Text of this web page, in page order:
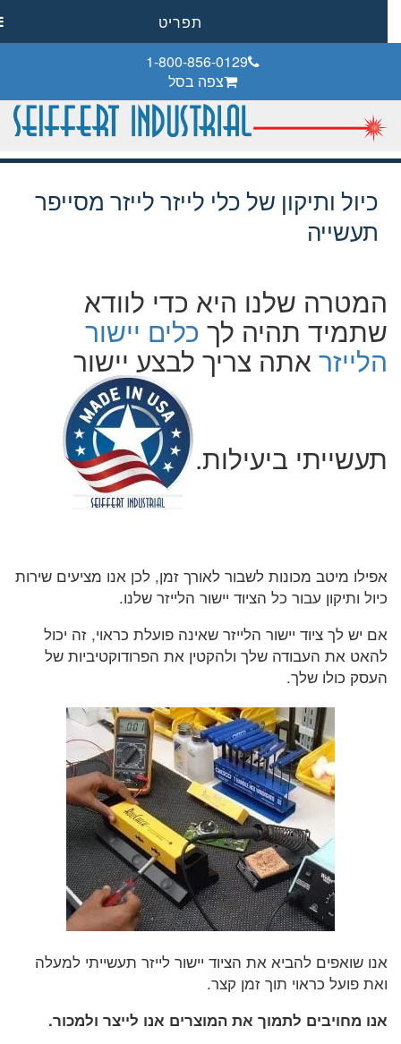
1-800-856-0129
צפה בסל
כיול ותיקון של כלי לייזר לייזר מסייפר
תעשייה
המטרה שלנו היא כדי לוודא
שתמיד תהיה לךכלים יישור
הלייזראתה צריך לבצע יישור
תעשייתי ביעילות.
אפילו מיטב מכונות לשבור לאורך זמן, לכן אנו מציעים שירות
כיול ותיקון עבור כל הציוד יישור הלייזר שלנו.
אם יש לך ציוד יישור הלייזר שאינה פועלת כראוי, זה יכול
להאט את העבודה שלך ולהקטין את הפרודוקטיביות של
העסק כולו שלך.
אנו שואפים להביא את הציוד יישור לייזר תעשייתי למעלה
ואת פועל כראוי תוך זמן קצר.
אנו מחויבים לתמוך את המוצרים אנו לייצר ולמכור.
תפריט